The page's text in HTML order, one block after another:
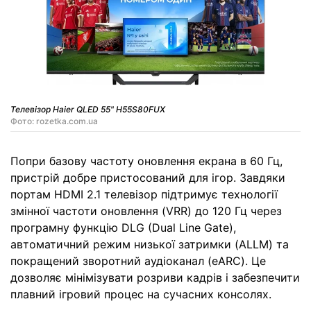
Телевізор Haier QLED 55" H55S80FUX
Фото: rozetka.com.ua
Попри базову частоту оновлення екрана в 60 Гц,
пристрій добре пристосований для ігор. Завдяки
портам HDMI 2.1 телевізор підтримує технології
змінної частоти оновлення (VRR) до 120 Гц через
програмну функцію DLG (Dual Line Gate),
автоматичний режим низької затримки (ALLM) та
покращений зворотний аудіоканал (eARC). Це
дозволяє мінімізувати розриви кадрів і забезпечити
плавний ігровий процес на сучасних консолях.